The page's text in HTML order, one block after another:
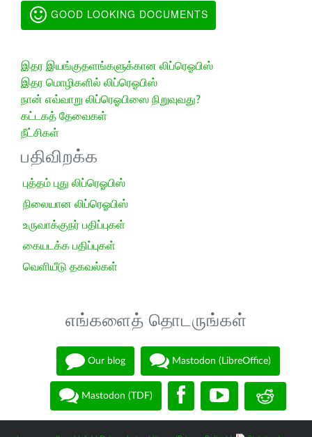
GOOD LOOKING DOCUMENTS
இதர இயங்குதளங்களுக்கான லிப்ரெஓபிஸ்
இதர மொழிகளில் லிப்ரெஓபிஸ்
நான் எவ்வாறு லிப்ரெஓபிஸை நிறுவுவது?
கட்டகத் தேவைகள்
நீட்சிகள்
பதிவிறக்க
புத்தம் புது லிப்ரெஓபிஸ்
நிலையான லிப்ரெஓபிஸ்
உருவாக்குநர் பதிப்புகள்
கையடக்க பதிப்புகள்
வெளியீடு தகவல்கள்
எங்களைத் தொடருங்கள்
Our blog Mastodon (LibreOffice)
Mastodon (TDF)